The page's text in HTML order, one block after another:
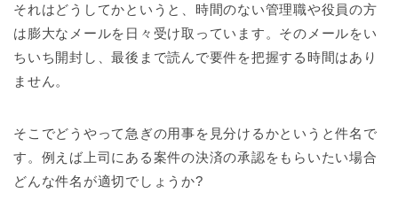
それはどうしてかというと、時間のない管理職や役員の方
は膨大なメールを日々受け取っています。そのメールをい
ちいち開封し、最後まで読んで要件を把握する時間はあり
ません。
そこでどうやって急ぎの用事を見分けるかというと件名で
す。例えば上司にある案件の決済の承認をもらいたい場合
どんな件名が適切でしょうか?